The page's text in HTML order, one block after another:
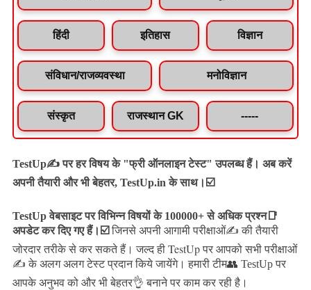
हिंदी इतिहास विज्ञान
संविधान/राजव्यवस्था मनोविज्ञान
संस्कृत राजस्थान GK -----
TestUp✍️ पर हर विषय के "फ्री ऑनलाइन टेस्ट" उपलब्ध हैं। अब करें
अपनी तैयारी और भी बेहतर, TestUp.in के साथ।☑️
TestUp वेबसाइट पर विभिन्न विषयों के 100000+ से अधिक प्रश्न📑
अपडेट कर दिए गए हैं। ☑️ जिनसे अपनी आगामी परीक्षाओं✍️ की तैयारी
जोरदार तरीके से कर सकते हैं।जल्द ही TestUp पर आपको सभी परीक्षाओं
✍️ के अलग अलग टेस्ट प्रदान किये जायेंगे। हमारी टीम👥 TestUp पर
आपके अनुभव को और भी बेहतर👌 बनाने पर काम कर रही है।